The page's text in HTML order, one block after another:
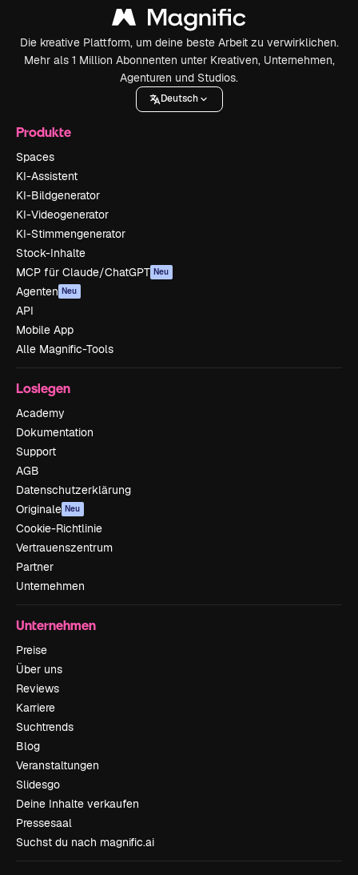
Die kreative Plattform, um deine beste Arbeit zu verwirklichen.
Mehr als 1 Million Abonnenten unter Kreativen, Unternehmen,
Agenturen und Studios.
Deutsch
Produkte
Spaces
KI-Assistent
KI-Bildgenerator
KI-Videogenerator
KI-Stimmengenerator
Stock-Inhalte
MCP für Claude/ChatGPT Neu
Agenten Neu
API
Mobile App
Alle Magnific-Tools
Loslegen
Academy
Dokumentation
Support
AGB
Datenschutzerklärung
Originale Neu
Cookie-Richtlinie
Vertrauenszentrum
Partner
Unternehmen
Unternehmen
Preise
Über uns
Reviews
Karriere
Suchtrends
Blog
Veranstaltungen
Slidesgo
Deine Inhalte verkaufen
Pressesaal
Suchst du nach magnific.ai